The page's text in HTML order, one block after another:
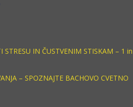
STRESU IN ČUSTVENIM STISKAM – 1 in
– SPOZNAJTE BACHOVO CVETNO